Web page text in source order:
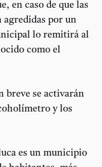
en caso de que las
agredidas por un
lo remitirá al
como el
breve se activarán
y los
es un municipio